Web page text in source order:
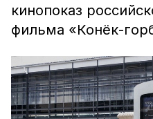
кинопоказ
фильма «Конёк-